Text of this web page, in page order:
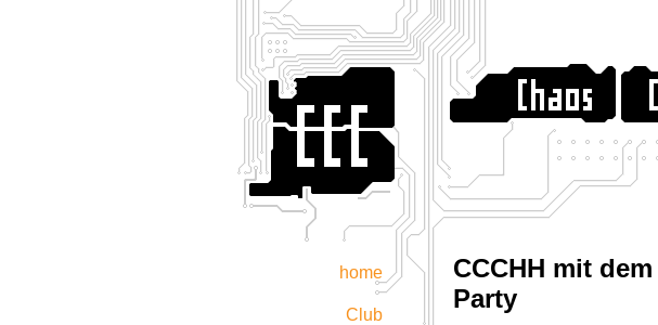
home
Club
CCCHH mit
Party